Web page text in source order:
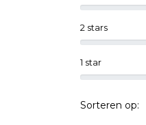
1 star
2 stars
Sorteren op: